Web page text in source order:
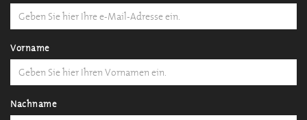
Vorname
Nachname